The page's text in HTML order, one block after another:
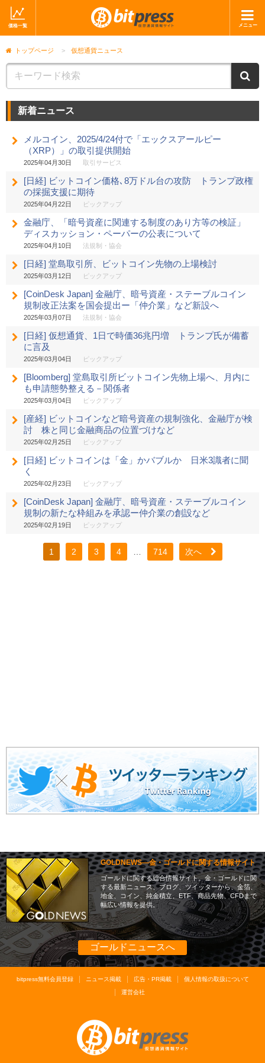
価格一覧 メニュー
ホーム
取引会社
ショップ
トップページ > 仮想通貨ニュース
新着ニュース
メルコイン、2025/4/24付で「エックスアールピー
（XRP）」の取引提供開始
2025年04月30日 取引サービス
[日経] ビットコイン価格､8万ドル台の攻防 トランプ政権
の採掘支援に期待
2025年04月22日 ピックアップ
金融庁、「暗号資産に関連する制度のあり方等の検証」
ディスカッション・ペーパーの公表について
2025年04月10日 法規制・協会
[日経] 堂島取引所、ビットコイン先物の上場検討
2025年03月12日 ピックアップ
[CoinDesk Japan] 金融庁、暗号資産・ステーブルコイン
規制改正法案を国会提出ー「仲介業」など新設へ
2025年03月07日 法規制・協会
[日経] 仮想通貨、1日で時価36兆円増 トランプ氏が備蓄
に言及
2025年03月04日 ピックアップ
[Bloomberg] 堂島取引所ビットコイン先物上場へ、月内に
も申請態勢整える－関係者
2025年03月04日 ピックアップ
[産経] ビットコインなど暗号資産の規制強化、金融庁が検
討 株と同じ金融商品の位置づけなど
2025年02月25日 ピックアップ
[日経] ビットコインは「金」かバブルか 日米3識者に聞
く
2025年02月23日 ピックアップ
[CoinDesk Japan] 金融庁、暗号資産・ステーブルコイン
規制の新たな枠組みを承認ー仲介業の創設など
2025年02月19日 ピックアップ
1 2 3 4 714 次へ
GOLDNEWS―金・ゴールドに関する情報サイト
ゴールドに関する総合情報サイト。金・ゴールドに関
する最新ニュース、ブログ、ツイッターから、金箔、
地金、コイン、純金積立、ETF、商品先物、CFDまで
幅広い情報を提供。
ゴールドニュースへ
bitpress無料会員登録 ニュース掲載 広告・PR掲載
個人情報の取扱について
運営会社